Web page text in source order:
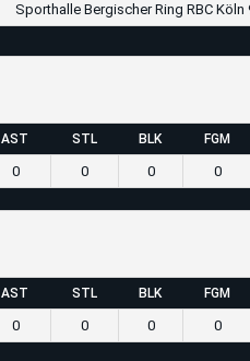
Sporthalle Bergischer Ring RBC
AST STL BLK FGM
0 0 0 0
AST STL BLK FGM
0 0 0 0